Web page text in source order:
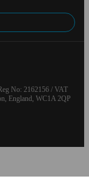
No: 2162156 / VAT
England, WC1A 2QP